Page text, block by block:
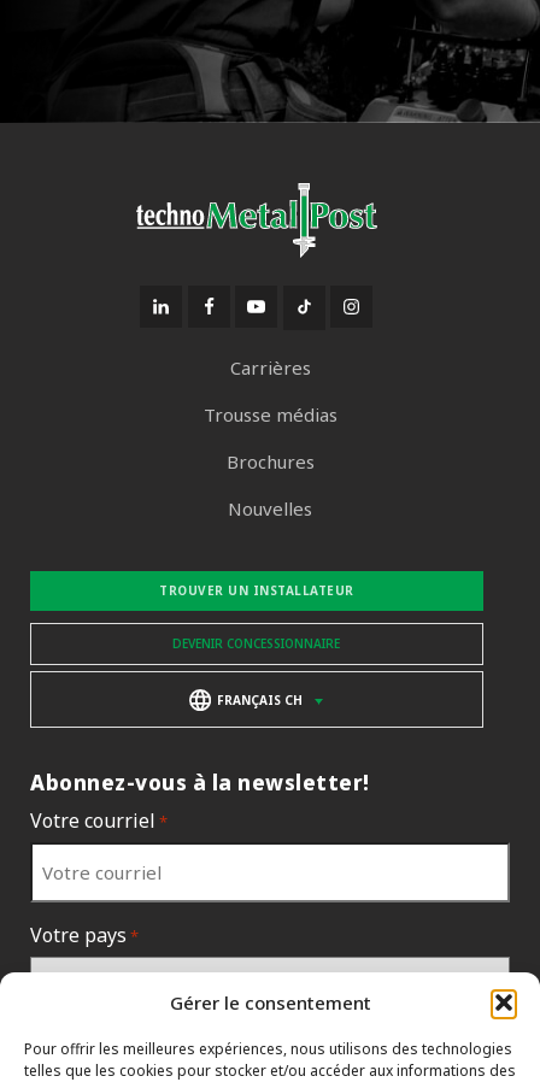
Gérer le consentement
Pour offrir les meilleures expériences, nous utilisons des technologies
telles que les cookies pour stocker et/ou accéder aux informations des
Carrières
Trousse médias
Brochures
Nouvelles
TROUVER UN INSTALLATEUR
DEVENIR CONCESSIONNAIRE
FRANÇAIS CH
Abonnez-vous à la newsletter!
Votre courriel *
Votre pays *